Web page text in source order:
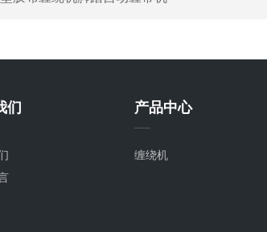
们 产品中心
缠绕机